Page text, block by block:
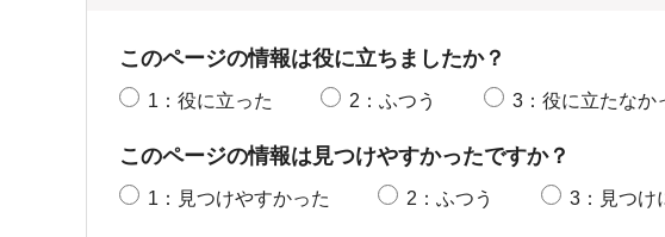
このページの情報は役に立ちましたか？
1：役に立った 2：ふつう 3：役に立たなか
このページの情報は見つけやすかったですか？
1：見つけやすかった 2：ふつう 3：見つけ